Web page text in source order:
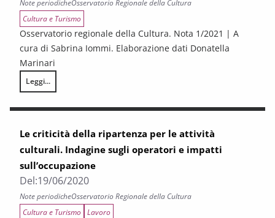
Note periodicheOsservatorio Regionale della Cultura
Cultura e Turismo
Osservatorio regionale della Cultura. Nota 1/2021 | A
cura di Sabrina Iommi. Elaborazione dati Donatella
Marinari
Leggi...
UN ANNO DI PANDEMIA. Impatti e strategie per la ripartenza
Le criticità della ripartenza per le attività
culturali. Indagine sugli operatori e impatti
sull’occupazione
Del:19/06/2020
Note periodicheOsservatorio Regionale della Cultura
Cultura e Turismo Lavoro